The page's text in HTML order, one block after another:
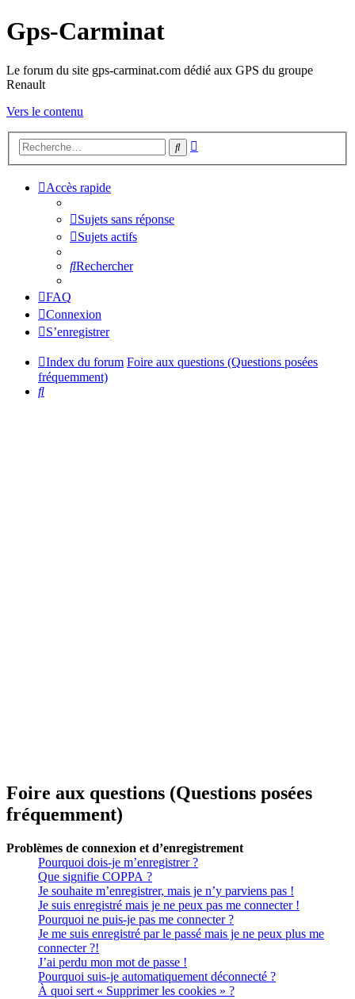
Gps-Carminat
Le forum du site gps-carminat.com dédié aux GPS du groupe
Renault
Vers le contenu
Rechercher
Accès rapide
Sujets sans réponse
Sujets actifs
Rechercher
FAQ
Connexion
S’enregistrer
Index du forum Foire aux questions (Questions posées
fréquemment)
Rechercher
Foire aux questions (Questions posées
fréquemment)
Problèmes de connexion et d’enregistrement
Pourquoi dois-je m’enregistrer ?
Que signifie COPPA ?
Je souhaite m’enregistrer, mais je n’y parviens pas !
Je suis enregistré mais je ne peux pas me connecter !
Pourquoi ne puis-je pas me connecter ?
Je me suis enregistré par le passé mais je ne peux plus me
connecter ?!
J’ai perdu mon mot de passe !
Pourquoi suis-je automatiquement déconnecté ?
À quoi sert « Supprimer les cookies » ?